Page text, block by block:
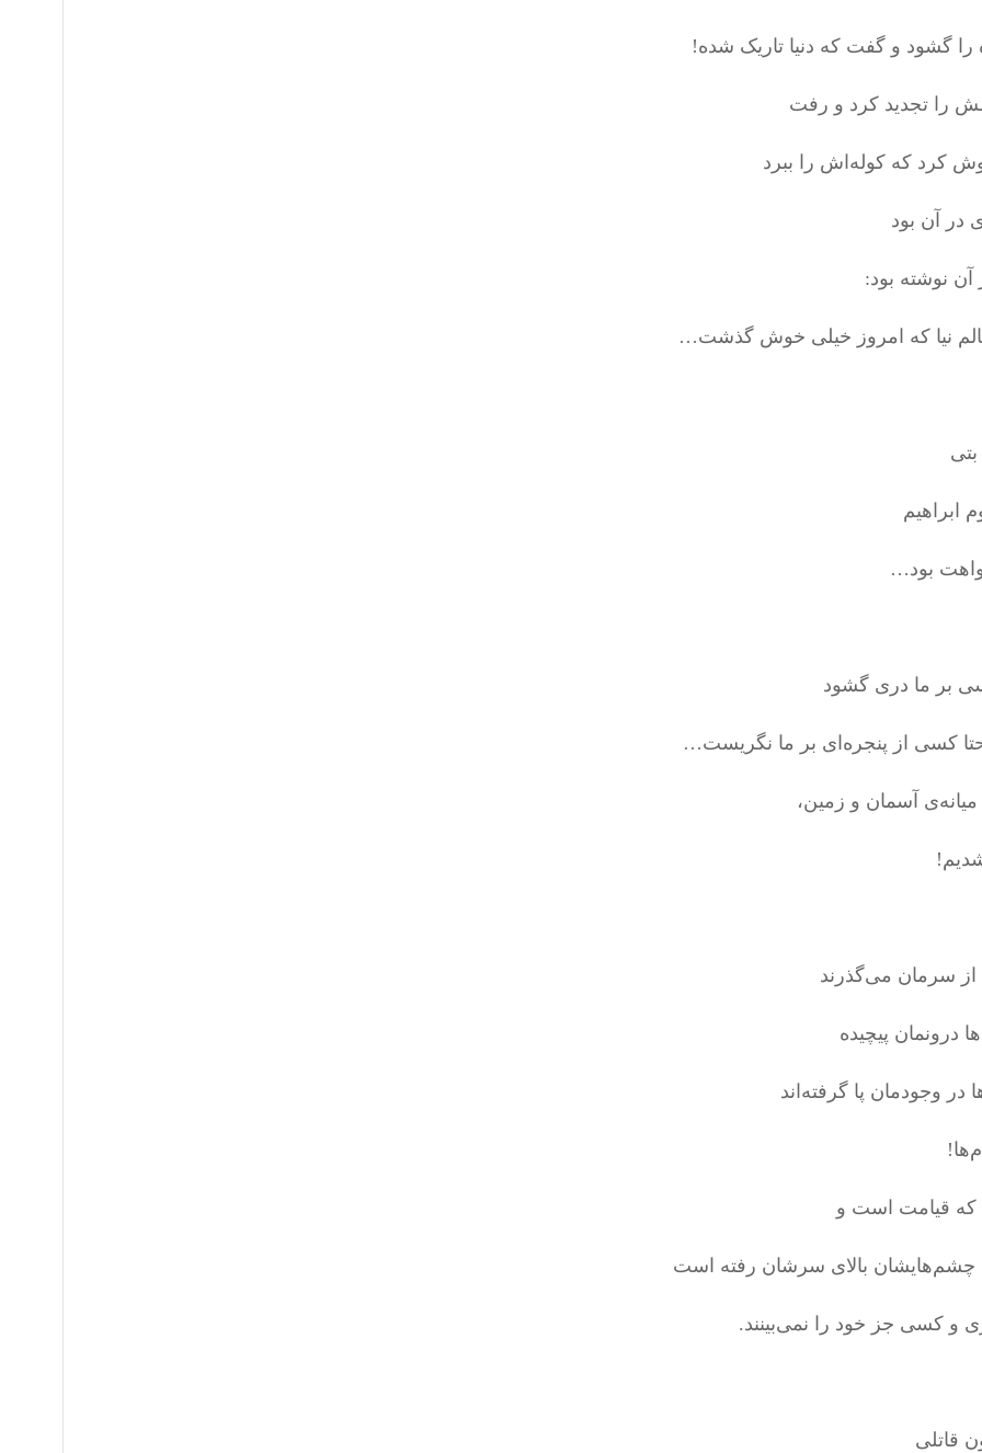
را گشود و گفت که دنیا تاریک شده!
را تجدید کرد و رفت
کرد که کوله‌اش را ببرد
در آن بود
آن نوشته بود:
نیا که امروز خیلی خوش گذشت…
ابراهیم
بود…
بر ما دری گشود
کسی از پنجره‌ای بر ما نگریست…
میانه‌ی آسمان و زمین،
از سرمان می‌گذرند
درونمان پیچیده
در وجودمان پا گرفته‌اند
که قیامت است و
چشم‌هایشان بالای سرشان رفته است
و کسی جز خود را نمی‌بینند.
قاتلی